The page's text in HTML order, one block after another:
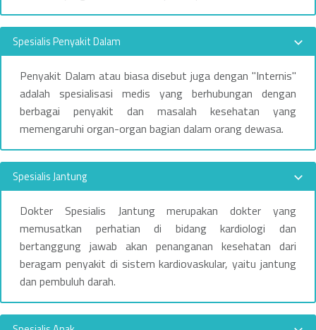
Spesialis Penyakit Dalam
Penyakit Dalam atau biasa disebut juga dengan "Internis"
adalah spesialisasi medis yang berhubungan dengan
berbagai penyakit dan masalah kesehatan yang
memengaruhi organ-organ bagian dalam orang dewasa.
Spesialis Jantung
Dokter Spesialis Jantung merupakan dokter yang
memusatkan perhatian di bidang kardiologi dan
bertanggung jawab akan penanganan kesehatan dari
beragam penyakit di sistem kardiovaskular, yaitu jantung
dan pembuluh darah.